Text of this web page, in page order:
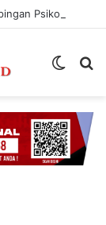
Switch